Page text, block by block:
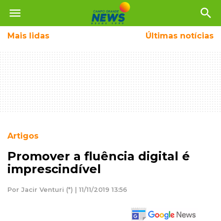
menu search
Mais lidas Últimas notícias
Artigos
Promover a fluência digital é
imprescindível
Por Jacir Venturi (*) | 11/11/2019 13:56